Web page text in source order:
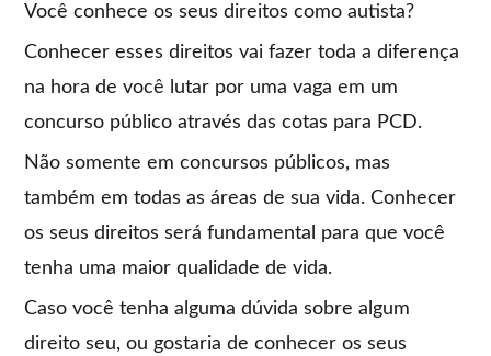
Você conhece os seus direitos como autista?
Conhecer esses direitos vai fazer toda a diferença
na hora de você lutar por uma vaga em um
concurso público através das cotas para PCD.
Não somente em concursos públicos, mas
também em todas as áreas de sua vida. Conhecer
os seus direitos será fundamental para que você
tenha uma maior qualidade de vida.
Caso você tenha alguma dúvida sobre algum
direito seu, ou gostaria de conhecer os seus